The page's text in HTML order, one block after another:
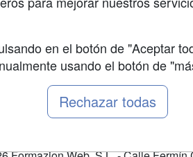
en el botón de "Aceptar
usando el botón de
Rechazar todas